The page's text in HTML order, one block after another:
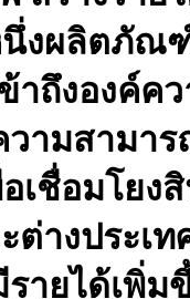
งผลิตภัณฑ์
ถึงองค์ค
ามสามาร
เชื่อมโยง
างประเท
รายได้เพิ่ม